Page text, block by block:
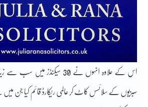
اس کے علاوہ انہوں نے 30 سیکنڈز
سبزیوں کے سلائسس کاٹ کر عالمی ریکارڈ قائم کیا جن میں